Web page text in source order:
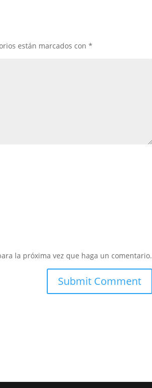
están marcados con*
la próxima vez que haga un comentario.